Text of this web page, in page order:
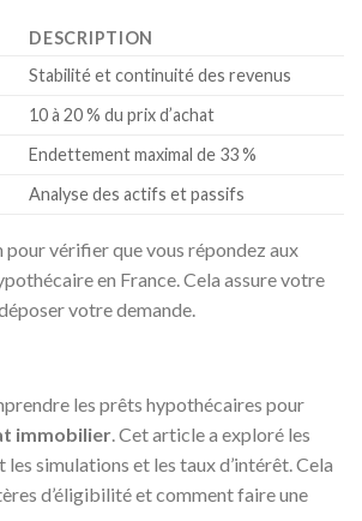
DESCRIPTION
Stabilité et continuité des revenus
10 à 20 % du prix d’achat
Endettement maximal de 33 %
Analyse des actifs et passifs
vérifier que vous répondez aux
en France. Cela assure votre
votre demande.
les prêts hypothécaires pour
immobilier. Cet article a exploré les
les simulations et les taux d’intérêt. Cela
d’éligibilité et comment faire une